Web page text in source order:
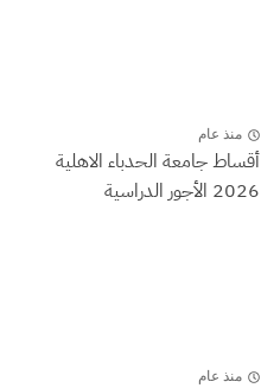
منذ عام
أقساط جامعة الحدباء الاهلية
2026 الأجور الدراسية
منذ عام